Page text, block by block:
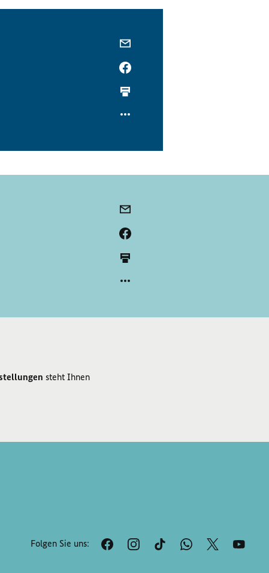
steht Ihnen
Folgen Sie uns: